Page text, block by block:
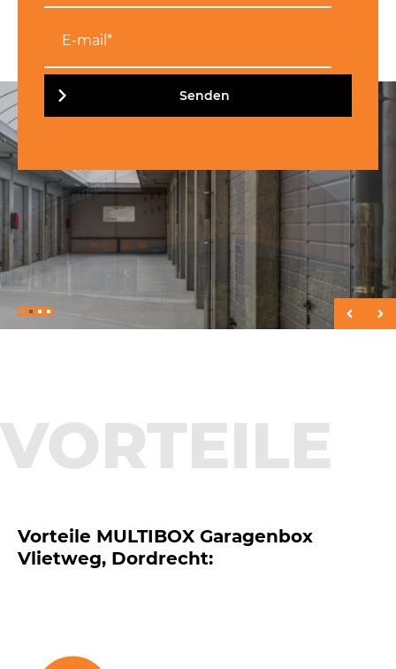
Senden
VOR­TEILE
Vorteile MULTIBOX Garagenbox
Vlietweg, Dordrecht: